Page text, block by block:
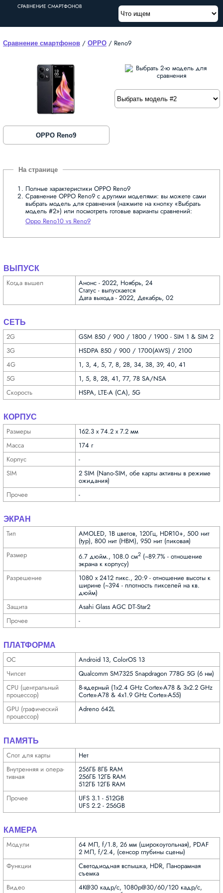
СРАВНЕНИЕ СМАРТФОНОВ
Сравнение смартфонов / OPPO / Reno9
OPPO Reno9
Полные характеристики OPPO Reno9
Сравнение OPPO Reno9 с другими моделями: вы можете сами
выбрать модель для сравнения (нажмите на кнопку «Выбрать
модель #2») или посмотреть готовые варианты сравнений:
Oppo Reno10 vs Reno9
ВЫПУСК
Когда вышел Анонс - 2022, Ноябрь, 24
Статус - выпускается
Дата выхода - 2022, Декабрь, 02
СЕТЬ
2G
GSM 850 / 900 / 1800 / 1900 - SIM 1 & SIM 2
3G
HSDPA 850 / 900 / 1700(AWS) / 2100
4G
1, 3, 4, 5, 7, 8, 28, 34, 38, 39, 40, 41
5G
1, 5, 8, 28, 41, 77, 78 SA/NSA
Скорость
HSPA, LTE-A (CA), 5G
КОРПУС
Размеры
162.3 x 74.2 x 7.2 мм
Масса
174 г
Корпус
-
SIM
2 SIM (Nano-SIM, обе карты активны в режиме
ожидания)
Прочее
-
ЭКРАН
Тип AMOLED, 1B цветов, 120Гц, HDR10+, 500 нит
(typ), 800 нит (HBM), 950 нит (пиковая)
Размер
6.7 дюйм., 108.0 см2 (~89.7% - отношение
экрана к корпусу)
Разре­шение
1080 x 2412 пикс., 20:9 - отношение высоты к
ширине (~394 - плотность пикселей на кв.
дюйм)
Защита
Asahi Glass AGC DT-Star2
Прочее
-
ПЛАТФОРМА
ОС
Android 13, ColorOS 13
Чипсет
Qualcomm SM7325 Snapdragon 778G 5G (6 нм)
CPU (централь­ный
процес­сор)
8-ядерный (1x2.4 GHz Cortex-A78 & 3x2.2 GHz
Cortex-A78 & 4x1.9 GHz Cortex-A55)
GPU (графи­ческий
процес­сор)
Adreno 642L
ПАМЯТЬ
Слот для карты
Нет
Внутрен­няя и опера­
тивная
256ГБ 8ГБ RAM
256ГБ 12ГБ RAM
512ГБ 12ГБ RAM
Прочее
UFS 3.1 - 512GB
UFS 2.2 - 256GB
КАМЕРА
Модули 64 МП, f/1.8, 26 мм (широкоугольная), PDAF
2 МП, f/2.4, (сенсор глубины сцены)
Функ­ции
Светодиодная вспышка, HDR, Панорамная
съемка
Видео
4K@30 кадр/с, 1080p@30/60/120 кадр/с,